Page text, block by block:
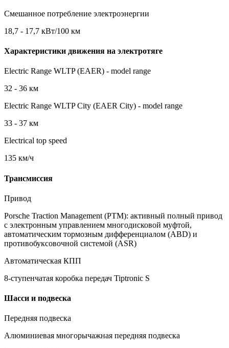
Смешанное потребление электроэнергии
18,7 - 17,7 кВт/100 км
Характеристики движения на электротяге
Electric Range WLTP (EAER) - model range
32 - 36 км
Electric Range WLTP City (EAER City) - model range
33 - 37 км
Electrical top speed
135 км/ч
Трансмиссия
Привод
Porsche Traction Management (PTM): активный полный привод
с электронным управлением многодисковой муфтой,
автоматическим тормозным дифференциалом (ABD) и
противобуксовочной системой (ASR)
Автоматическая КПП
8-ступенчатая коробка передач Tiptronic S
Шасси и подвеска
Передняя подвеска
Алюминиевая многорычажная передняя подвеска